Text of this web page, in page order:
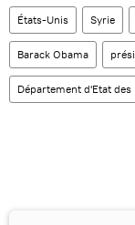
États-Unis Syrie
Barack Obama
Département d'Etat